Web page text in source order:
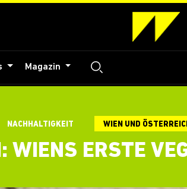
Magazin
NACHHALTIGKEIT WIEN UND
WIENS ERSTE